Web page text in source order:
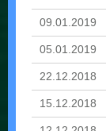
09.01.2019
05.01.2019
22.12.2018
15.12.2018